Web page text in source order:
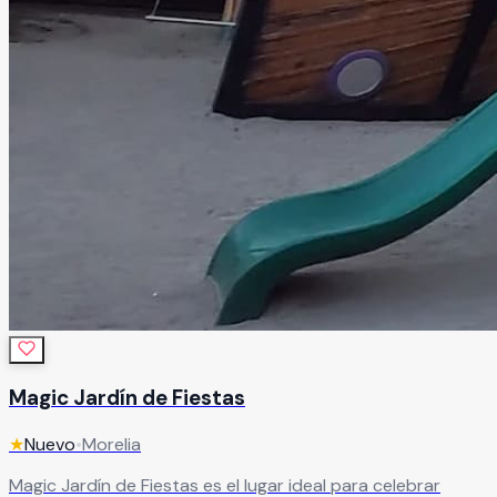
Magic Jardín de Fiestas
★Nuevo•Morelia
Magic Jardín de Fiestas es el lugar ideal para celebrar